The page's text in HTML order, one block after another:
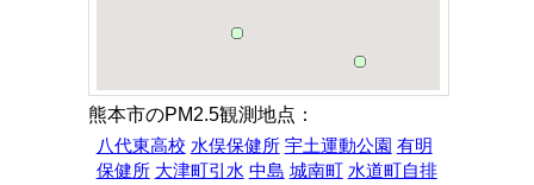
熊本市のPM2.5観測地点：
八代東高校 水俣保健所 宇土運動公園 有明
保健所 大津町引水 中島 城南町 水道町自排